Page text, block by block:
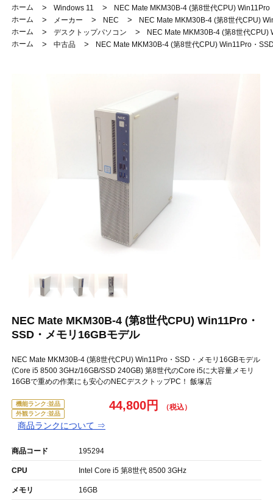
ホーム
> Windows 11 >
NEC Mate MKM30B-4 (第8世代CPU)
ホーム
> メーカー > NEC >
NEC Mate MKM30B-4 (第8世代CPU)
ホーム
> デスクトップパソコン >
NEC Mate MKM30B-4 (第8世代
ホーム
> 中古品 > NEC Mate MKM30B-4 (第8世代CPU) Win11Pro・
NEC Mate MKM30B-4 (第8世代CPU) Win11Pro・
SSD・メモリ16GBモデル
NEC Mate MKM30B-4 (第8世代CPU) Win11Pro・SSD・メモリ16GBモデル
(Core i5 8500 3GHz/16GB/SSD 240GB) 第8世代のCore i5に大容量メモリ
16GBで重めの作業にも安心のNECデスクトップPC！ 飯塚店
機能ランク:並品
外観ランク:並品
商品ランクについて ⇒
44,800円
商品コード 195294
CPU Intel Core i5 第8世代 8500 3GHz
メモリ 16GB